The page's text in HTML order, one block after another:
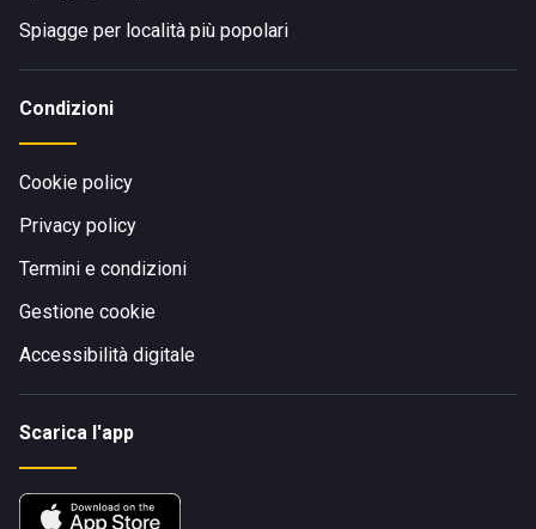
Spiagge per località più popolari
Condizioni
Cookie policy
Privacy policy
Termini e condizioni
Gestione cookie
Accessibilità digitale
Scarica l'app